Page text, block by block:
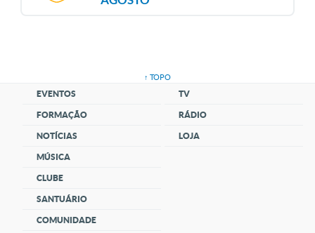
↑ TOPO
EVENTOS
FORMAÇÃO
NOTÍCIAS
MÚSICA
CLUBE
SANTUÁRIO
COMUNIDADE
TV
RÁDIO
LOJA